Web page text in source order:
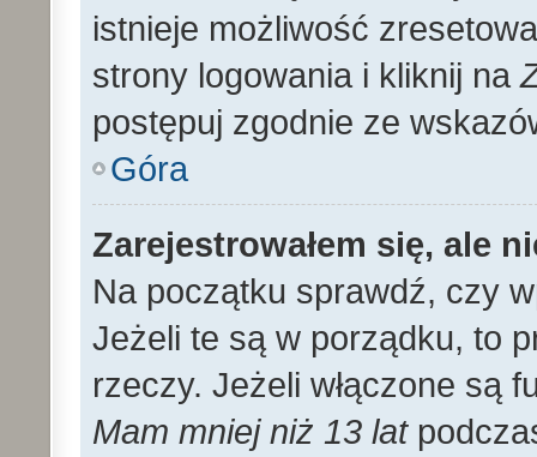
istnieje możliwość
strony logowania i kliknij na
postępuj zgodnie ze
Góra
Zarejestrowałem się, ale
Na początku sprawdź, czy
Jeżeli te są w porządku, to
rzeczy. Jeżeli włączone są
Mam mniej niż 13 lat